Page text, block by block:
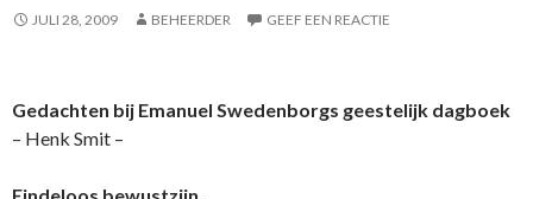
JULI 28, 2009 BEHEERDER GEEF EEN REACTIE
Gedachten bij Emanuel Swedenborgs geestelijk dagboek
– Henk Smit –